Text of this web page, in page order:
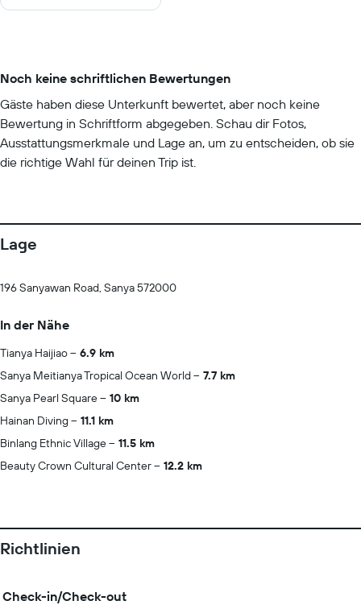
Noch keine schriftlichen Bewertungen
Gäste haben diese Unterkunft bewertet, aber noch keine
Bewertung in Schriftform abgegeben. Schau dir Fotos,
Ausstattungsmerkmale und Lage an, um zu entscheiden, ob sie
die richtige Wahl für deinen Trip ist.
Lage
196 Sanyawan Road, Sanya 572000
In der Nähe
Tianya Haijiao
6.9 km
Sanya Meitianya Tropical Ocean World
7.7 km
Sanya Pearl Square
10 km
Hainan Diving
11.1 km
Binlang Ethnic Village
11.5 km
Beauty Crown Cultural Center
12.2 km
Richtlinien
Check-in/Check-out